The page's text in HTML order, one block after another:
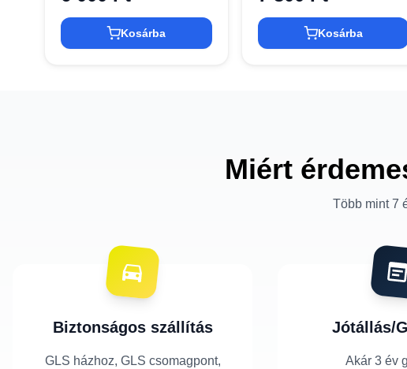
Kosárba Kosárba
Miért
Több mint 7
Biztonságos szállítás
GLS házhoz, GLS csomagpont,
Jótállás/
Akár 3 év